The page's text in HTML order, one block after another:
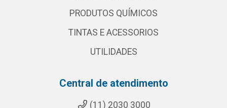
PRODUTOS QUÍMICOS
TINTAS E ACESSORIOS
UTILIDADES
Central de atendimento
(11) 2030 3000